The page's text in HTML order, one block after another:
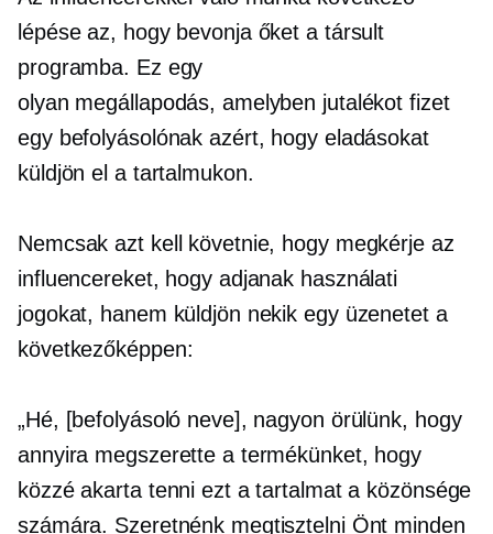
lépése az, hogy bevonja őket a társult
programba. Ez egy
olyan megállapodás, amelyben jutalékot fizet
egy befolyásolónak azért, hogy eladásokat
küldjön el a tartalmukon.
Nemcsak azt kell követnie, hogy megkérje az
influencereket, hogy adjanak használati
jogokat, hanem küldjön nekik egy üzenetet a
következőképpen:
„Hé, [befolyásoló neve], nagyon örülünk, hogy
annyira megszerette a termékünket, hogy
közzé akarta tenni ezt a tartalmat a közönsége
számára. Szeretnénk megtisztelni Önt minden